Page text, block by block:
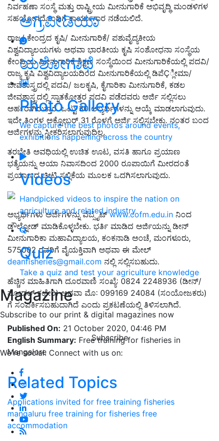
ಅಗ್ರಿಪೀಡಿಯಾ
ಯಶೋಗಾಥೆ
Photo Gallery
We capture the best photos around events,
exhibitions happening across the country
Videos
Handpicked videos to inspire the nation on
agriculture and related industry
Quiz
Take a quiz and test your agriculture knowledge
Magazine
Subscribe to our print & digital magazines now
Subscribe
We're social. Connect with us on:
ನಿರ್ವಹಣಾ ಸಂಸ್ಥೆ ಮತ್ತು ರಾಷ್ಟ್ರೀಯ ಮೀನುಗಾರಿಕೆ ಅಭಿವೃದ್ಧಿ ಮಂಡಳಿಗಳ
ಸಹಯೋಗದೊಂದಿಗೆ ಕಾರ್ಯಾಗಾರ ನಡೆಯಲಿದೆ.
ರಾಜ್ಯ/ ಕೇಂದ್ರದ ಕೃಷಿ/ ಮೀನುಗಾರಿಕೆ/ ಪಶುವೈದ್ಯಕೀಯ
ವಿಶ್ವವಿದ್ಯಾಲಯಗಳು ಅಥವಾ ಭಾರತೀಯ ಕೃಷಿ ಸಂಶೋಧನಾ ಸಂಸ್ಥೆಯ
ಕೇಂದ್ರಿಯ ಮೀನುಗಾರಿಕೆ ಶಿಕ್ಷಣ ಸಂಸ್ಥೆಯಿಂದ ಮೀನುಗಾರಿಕೆಯಲ್ಲಿ ಪದವಿ/
ರಾಜ್ಯ ಕೃಷಿ ವಿಶ್ವವಿದ್ಯಾಲಯದಿಂದ ಮೀನುಗಾರಿಕೆಯಲ್ಲಿ ಡಿಪೆÇ್ಲೀಮಾ/
ಜೀವಶಾಸ್ತ್ರದಲ್ಲಿ ಪದವಿ/ ಜಲಕೃಷಿ, ಕೈಗಾರಿಕಾ ಮೀನುಗಾರಿಕೆ, ಕಡಲ
ಜೀವಶಾಸ್ತ್ರದಲ್ಲಿ ಸ್ನಾತಕೋತ್ತರ ಪದವಿ ಪಡೆದವರು ಅರ್ಜಿ ಸಲ್ಲಿಸಲು
ಅರ್ಹರಾಗಿರುತ್ತಾರೆ. ಒಟ್ಟು 30 ಅಭ್ಯರ್ಥಿಗಳನ್ನು ಆಯ್ಕೆ ಮಾಡಲಾಗುವುದು.
ಇದೇ ತಿಂಗಳ ಅಕ್ಟೋಬರ್ 31 ರೊಳಗೆ ಅರ್ಜಿ ಸಲ್ಲಿಸಬೇಕು. ನಂತರ ಬಂದ
ಅರ್ಜಿಗಳನ್ನು ಸ್ವೀಕರಿಸಲಾಗುವುದಿಲ್ಲ.
ತರಬೇತಿ ಅವಧಿಯಲ್ಲಿ ಉಚಿತ ಊಟ, ವಸತಿ ಹಾಗೂ ಪ್ರಯಾಣ
ಭತ್ಯೆಯನ್ನು ಆಯಾ ನಿವಾಸದಿಂದ 2000 ರೂಪಾಯಿಗೆ ಮೀರದಂತೆ
ಪ್ರಯಾಣದ ಚೀಟಿ ಸಲ್ಲಿಕೆಯ ಮೂಲಕ ಒದಗಿಸಲಾಗುವುದು.
ಅಭ್ಯರ್ಥಿಗಳು ಅರ್ಜಿಗಳನ್ನು ವೆಬ್ಸೈಟ್www.cofm.edu.in ನಿಂದ
ಡೌಲ್ನೋಡ್ ಮಾಡಿಕೊಳ್ಳಬೇಕು. ಭರ್ತಿ ಮಾಡಿದ ಅರ್ಜಿಯನ್ನು ಡೀನ್
ಮೀನುಗಾರಿಕಾ ಮಹಾವಿದ್ಯಾಲಯ, ಕಂಕನಾಡಿ ಅಂಚೆ, ಮಂಗಳೂರು,
575002 ರವರಿಗೆ ವೈಯಕ್ತಿವಾಗಿ ಅಥವಾ ಈ ಮೇಲ್
deanfisheries@gmail.com ನಲ್ಲಿ ಸಲ್ಲಿಸಬಹುದು.
ಹೆಚ್ಚಿನ ಮಾಹಿತಿಗಾಗಿ ದೂರವಾಣಿ ಸಂಖ್ಯೆ: 0824 2248936 (ಡೀನ್/
ನೋಡಲ್ ಕಛೇರಿ) ಅಥವಾ ಮೊ: 099169 24084 (ಸಂಯೋಜಕರು)
ಗೆ ಸಂಪರ್ಕಿಸಬಹುದಾಗಿದೆ ಎಂದು ಪ್ರಕಟಣೆಯಲ್ಲಿ ತಿಳಿಸಲಾಗಿದೆ.
Published On: 21 October 2020, 04:46 PM
English Summary: Free training for fisheries in
Mangalore
Related Topics
Applications invited for free training fisheries
mangaluru free training for fisheries free
accommodation